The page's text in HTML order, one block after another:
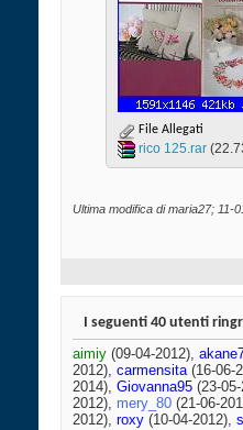
File Allegati
rico 125.rar‎
Ultima modifica di maria27; 11-
I seguenti 40 utenti
aimiy (09-04-2012),
2012), carmensita(16-06-
2014), Giovanna95 (23-
2012), mery_80 (21-06-
2012), roxy (10-04-2012),